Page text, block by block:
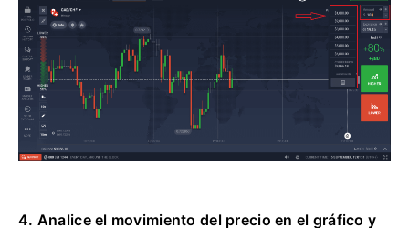
4. Analice el movimiento del precio en el gráfico y